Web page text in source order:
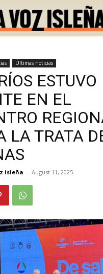
Últimas noticias
ESTUVO
EN EL
LA TRATA
isleña - August 11, 2025